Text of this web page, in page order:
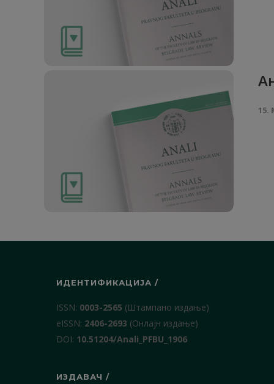
15.
ИДЕНТИФИКАЦИЈА /
ISSN: 0003-2565 (Штампано издање)
еISSN: 2406-2693 (Онлајн издање)
DOI: 10.51204/Anali_PFBU_1906
ИЗДАВАЧ /